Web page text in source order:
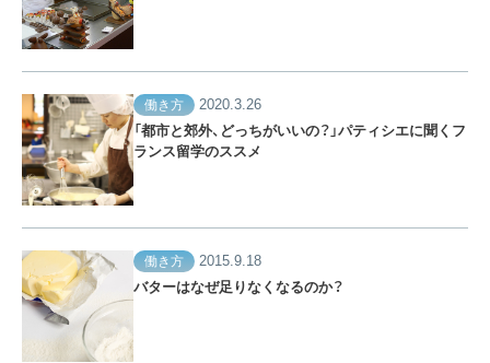
働き方
2020.3.26
「都市と郊外、どっちがいいの？」パティシエに聞くフ
ランス留学のススメ
働き方
2015.9.18
バターはなぜ足りなくなるのか？